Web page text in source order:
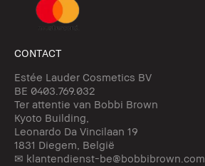
CONTACT
Estée Lauder Cosmetics BV
BE 0403.769.032
Ter attentie van Bobbi Brown
Kyoto Building,
Leonardo Da Vincilaan 19
1831 Diegem, België
✉ klantendienst-be@bobbibrown.com